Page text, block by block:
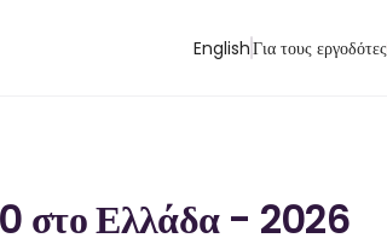
EnglishΓια τους εργοδότες
στο Ελλάδα - 2026